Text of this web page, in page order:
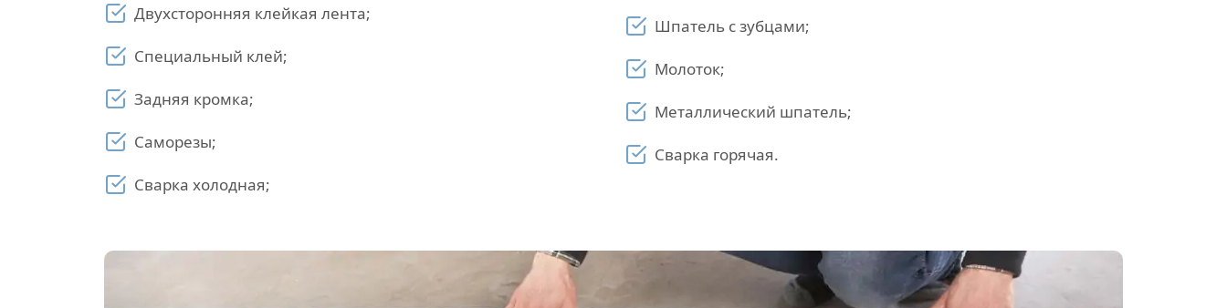
Двухсторонняя клейкая лента;
Специальный клей;
Задняя кромка;
Саморезы;
Сварка холодная;
Шпатель с зубцами;
Молоток;
Металлический шпатель;
Сварка горячая.